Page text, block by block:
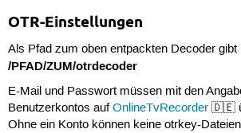
OTR-Einstellungen
Als Pfad zum oben entpackten Decoder gibt
/PFAD/ZUM/otrdecoder
E-Mail und Passwort müssen mit den
Benutzerkontos aufOnlineTvRecorder🇩🇪
Ohne ein Konto können keine otrkey-